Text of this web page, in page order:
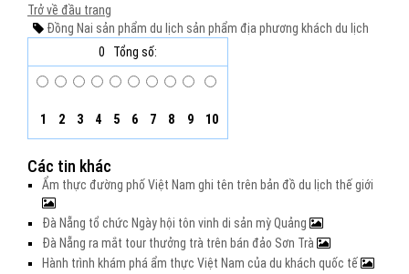
Trở về đầu trang
Đồng Nai sản phẩm du lịch sản phẩm địa phương khách du lịch
0
Tổng số:
1 2 3 4 5 6 7 8 9 10
Các tin khác
Ẩm thực đường phố Việt Nam ghi tên trên bản đồ du lịch thế giới
Đà Nẵng tổ chức Ngày hội tôn vinh di sản mỳ Quảng
Đà Nẵng ra mắt tour thưởng trà trên bán đảo Sơn Trà
Hành trình khám phá ẩm thực Việt Nam của du khách quốc tế